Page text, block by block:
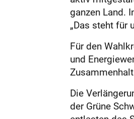
ganzen Land.
„Das steht für
Für den
und
Die
der Grüne